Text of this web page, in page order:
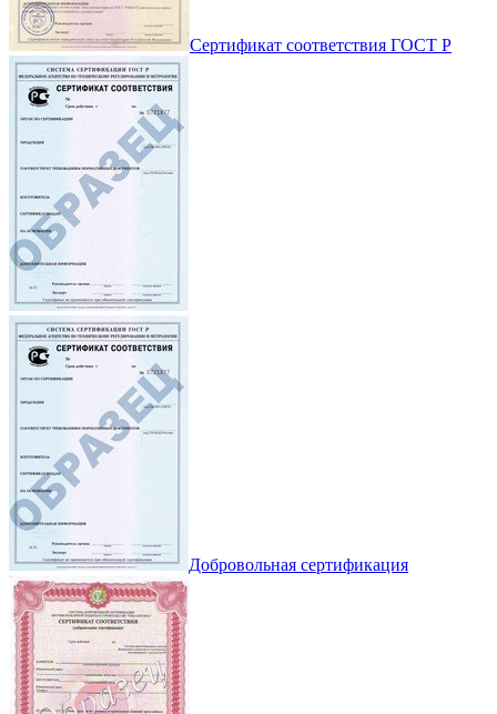
Сертификат соответствия ГОСТ Р
Добровольная сертификация